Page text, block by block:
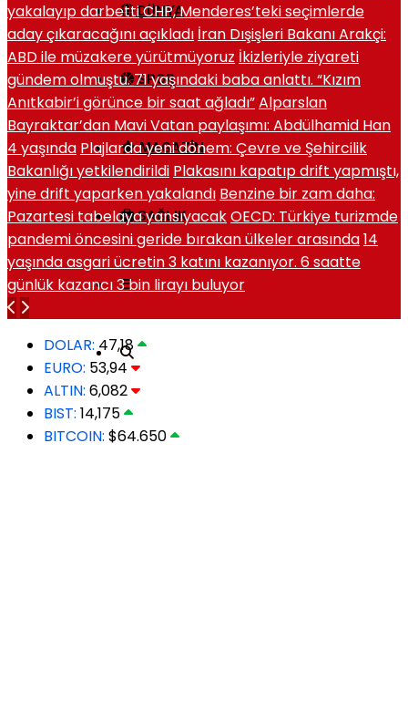
DÜNYA
SPOR
MAGAZIN
SAĞLIK
yakalayıp darbettiCHP, Menderes’teki seçimlerde
aday çıkaracağını açıkladı İran Dışişleri Bakanı Arakçi:
ABD ile müzakere yürütmüyoruz İkizleriyle ziyareti
gündem olmuştu. 71 yaşındaki baba anlattı. “Kızım
Anıtkabir’i görünce bir saat ağladı”Alparslan
Bayraktar’dan Mavi Vatan paylaşımı: Abdülhamid Han
4 yaşında Plajlarda yeni dönem: Çevre ve Şehircilik
Bakanlığı yetkilendirildi Plakasını kapatıp drift yapmıştı,
yine drift yaparken yakalandı Benzine bir zam daha:
Pazartesi tabelaya yansıyacakOECD: Türkiye turizmde
pandemi öncesini geride bırakan ülkeler arasında14
yaşında asgari ücretin 3 katını kazanıyor. 6 saatte
günlük kazancı 3 bin lirayı buluyor
DOLAR: 47,18
EURO: 53,94
ALTIN: 6,082
BIST: 14,175
BITCOIN: $64.650